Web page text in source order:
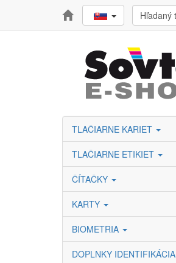
TLAČIARNE KARIET
TLAČIARNE ETIKIET
ČÍTAČKY
KARTY
BIOMETRIA
DOPLNKY IDENTIFIKÁCIA